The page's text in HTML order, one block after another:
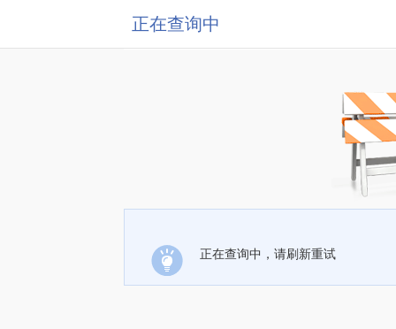
正在查询中
正在查询中，请刷新重试